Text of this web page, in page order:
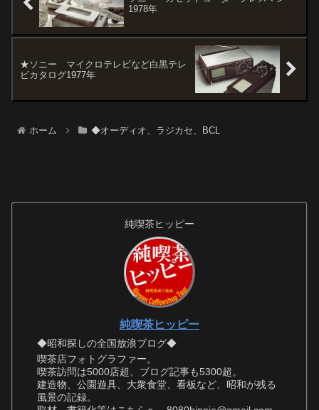
1978年
★ソニー マイクロテレビなど白黒テレ
ビカタログ1977年
ホーム ◆オーディオ、ラジカセ、BCL
純喫茶ヒッピー
純喫茶ヒッピー
◆昭和探しの全国放浪ブログ◆
喫茶店フォトグラファー。
喫茶訪問は5000店超、ブログ記事も5300超。
建造物、公園遊具、大衆食堂、看板など、昭和が残る
風景の記録。